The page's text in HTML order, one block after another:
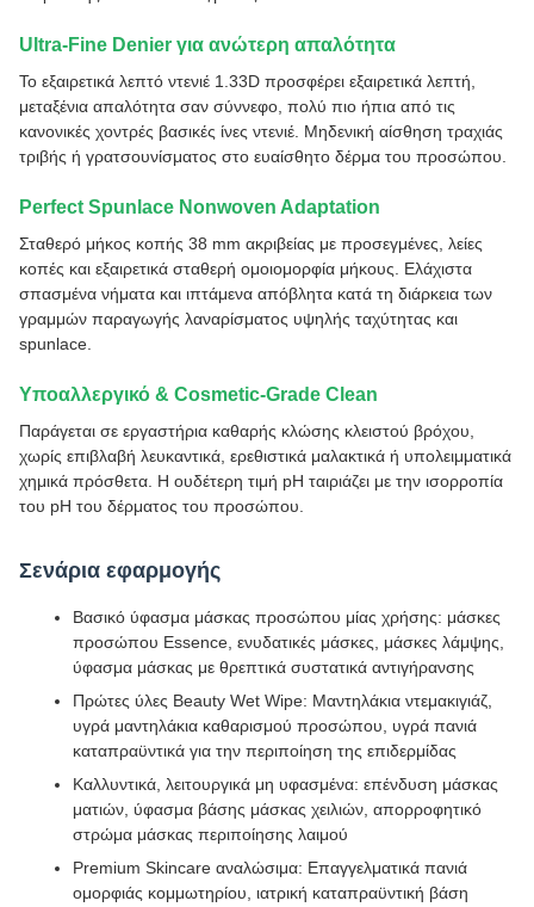
Ultra-Fine Denier για ανώτερη απαλότητα
Το εξαιρετικά λεπτό ντενιέ 1.33D προσφέρει εξαιρετικά λεπτή,
μεταξένια απαλότητα σαν σύννεφο, πολύ πιο ήπια από τις
κανονικές χοντρές βασικές ίνες ντενιέ. Μηδενική αίσθηση τραχιάς
τριβής ή γρατσουνίσματος στο ευαίσθητο δέρμα του προσώπου.
Perfect Spunlace Nonwoven Adaptation
Σταθερό μήκος κοπής 38 mm ακριβείας με προσεγμένες, λείες
κοπές και εξαιρετικά σταθερή ομοιομορφία μήκους. Ελάχιστα
σπασμένα νήματα και ιπτάμενα απόβλητα κατά τη διάρκεια των
γραμμών παραγωγής λαναρίσματος υψηλής ταχύτητας και
spunlace.
Υποαλλεργικό & Cosmetic-Grade Clean
Παράγεται σε εργαστήρια καθαρής κλώσης κλειστού βρόχου,
χωρίς επιβλαβή λευκαντικά, ερεθιστικά μαλακτικά ή υπολειμματικά
χημικά πρόσθετα. Η ουδέτερη τιμή pH ταιριάζει με την ισορροπία
του pH του δέρματος του προσώπου.
Σενάρια εφαρμογής
Βασικό ύφασμα μάσκας προσώπου μίας χρήσης: μάσκες
προσώπου Essence, ενυδατικές μάσκες, μάσκες λάμψης,
ύφασμα μάσκας με θρεπτικά συστατικά αντιγήρανσης
Πρώτες ύλες Beauty Wet Wipe: Μαντηλάκια ντεμακιγιάζ,
υγρά μαντηλάκια καθαρισμού προσώπου, υγρά πανιά
καταπραϋντικά για την περιποίηση της επιδερμίδας
Καλλυντικά, λειτουργικά μη υφασμένα: επένδυση μάσκας
ματιών, ύφασμα βάσης μάσκας χειλιών, απορροφητικό
στρώμα μάσκας περιποίησης λαιμού
Premium Skincare αναλώσιμα: Επαγγελματικά πανιά
ομορφιάς κομμωτηρίου, ιατρική καταπραϋντική βάση